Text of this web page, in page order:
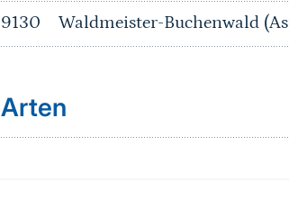
9130 Waldmeister-Buchenwald
Arten